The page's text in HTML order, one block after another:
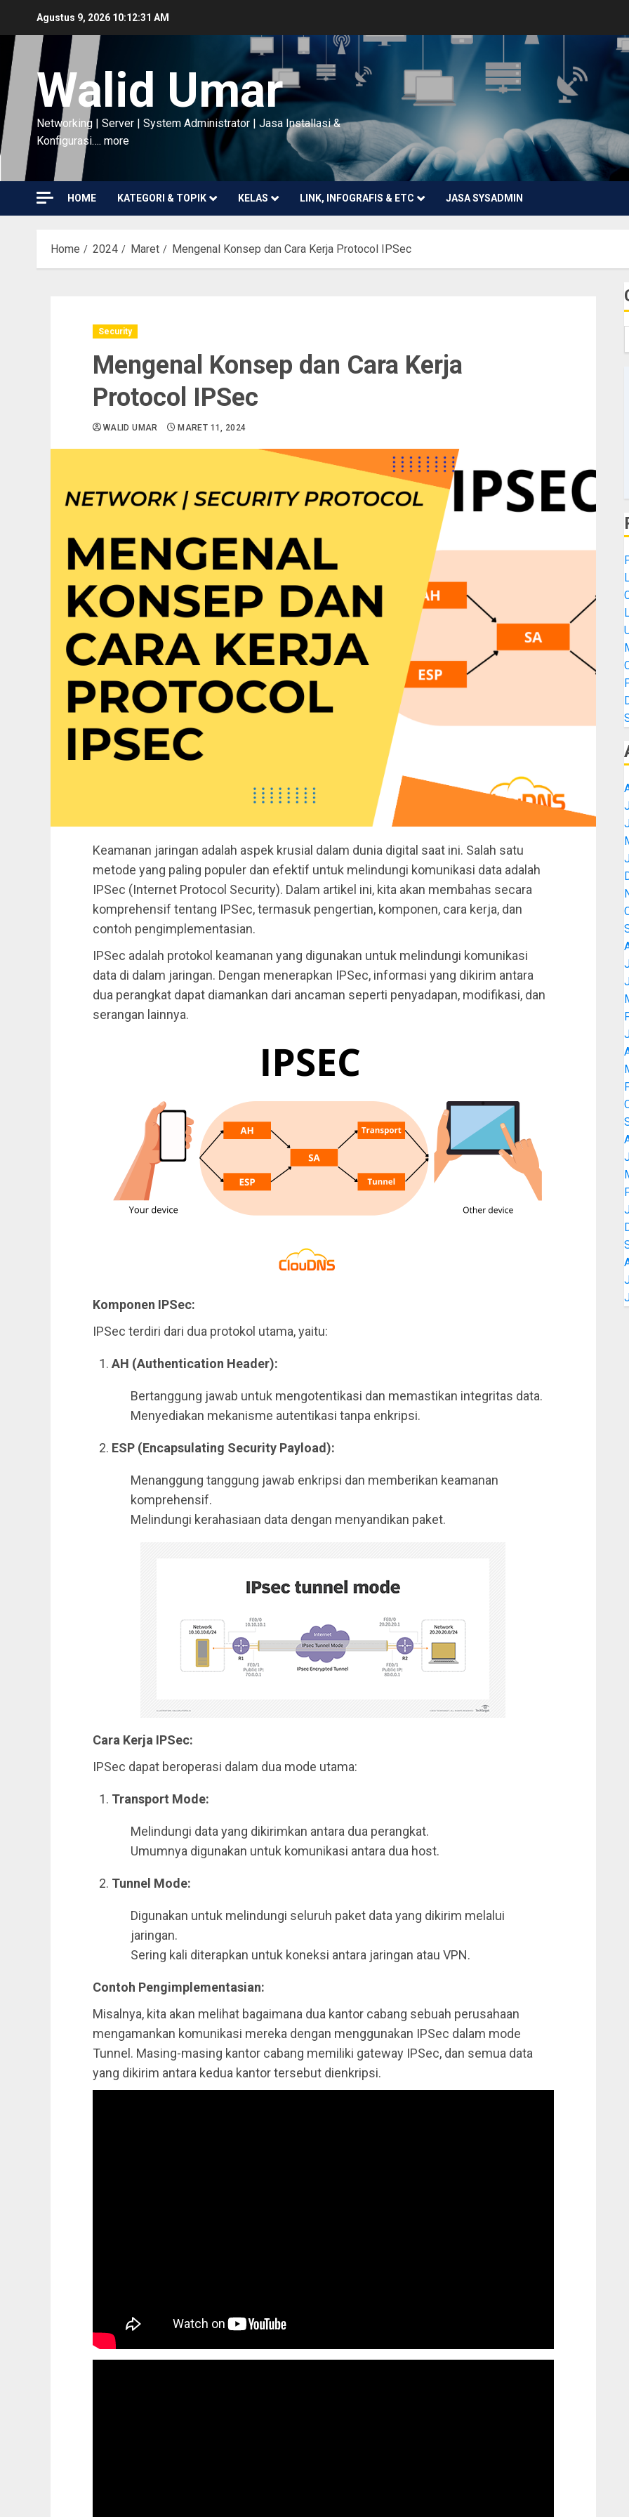
content
Agustus 9, 2026 10:12:32 AM
Walid Umar
Networking | Server | System Administrator | Jasa Installasi &
Konfigurasi…. more
HOME KATEGORI & TOPIK KELAS LINK, INFOGRAFIS & ETC JASA SYSADMIN
Home 2024 Maret Mengenal Konsep dan Cara Kerja Protocol IPSec
Security
Mengenal Konsep dan Cara Kerja
Protocol IPSec
WALID UMAR MARET 11, 2024
Keamanan jaringan adalah aspek krusial dalam dunia digital saat ini. Salah satu
metode yang paling populer dan efektif untuk melindungi komunikasi data adalah
IPSec (Internet Protocol Security). Dalam artikel ini, kita akan membahas secara
komprehensif tentang IPSec, termasuk pengertian, komponen, cara kerja, dan
contoh pengimplementasian.
IPSec adalah protokol keamanan yang digunakan untuk melindungi komunikasi
data di dalam jaringan. Dengan menerapkan IPSec, informasi yang dikirim antara
dua perangkat dapat diamankan dari ancaman seperti penyadapan, modifikasi, dan
serangan lainnya.
Komponen IPSec:
IPSec terdiri dari dua protokol utama, yaitu:
AH (Authentication Header):
Bertanggung jawab untuk mengotentikasi dan memastikan integritas data.
Menyediakan mekanisme autentikasi tanpa enkripsi.
ESP (Encapsulating Security Payload):
Menanggung tanggung jawab enkripsi dan memberikan keamanan
komprehensif.
Melindungi kerahasiaan data dengan menyandikan paket.
Cara Kerja IPSec:
IPSec dapat beroperasi dalam dua mode utama:
Transport Mode:
Melindungi data yang dikirimkan antara dua perangkat.
Umumnya digunakan untuk komunikasi antara dua host.
Tunnel Mode:
Digunakan untuk melindungi seluruh paket data yang dikirim melalui
jaringan.
Sering kali diterapkan untuk koneksi antara jaringan atau VPN.
Contoh Pengimplementasian:
Misalnya, kita akan melihat bagaimana dua kantor cabang sebuah perusahaan
mengamankan komunikasi mereka dengan menggunakan IPSec dalam mode
Tunnel. Masing-masing kantor cabang memiliki gateway IPSec, dan semua data
yang dikirim antara kedua kantor tersebut dienkripsi.